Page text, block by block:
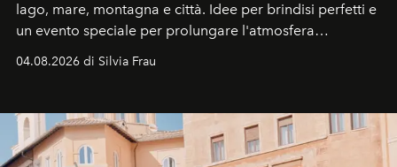
lago, mare, montagna e città. Idee per brindisi perfetti e
un evento speciale per prolungare l'atmosfera
04.08.2026 di Silvia Frau